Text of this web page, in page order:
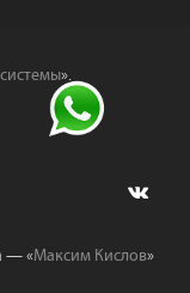
».
— «Максим Кислов»